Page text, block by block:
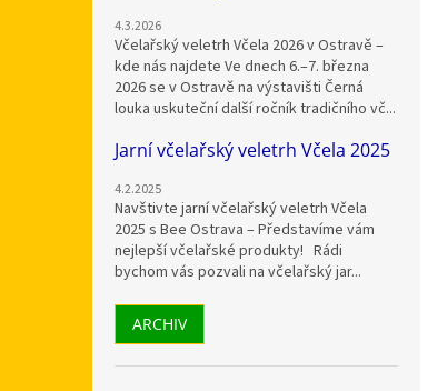
4.3.2026
Včelařský veletrh Včela 2026 v Ostravě –
kde nás najdete Ve dnech 6.–7. března
2026 se v Ostravě na výstavišti Černá
louka uskuteční další ročník tradičního vč...
Jarní včelařský veletrh Včela 2025
4.2.2025
Navštivte jarní včelařský veletrh Včela
2025 s Bee Ostrava – Představíme vám
nejlepší včelařské produkty! Rádi
bychom vás pozvali na včelařský jar...
ARCHIV